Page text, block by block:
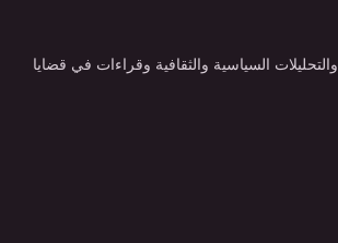
السياسية والثقافية وقراءات في قضايا